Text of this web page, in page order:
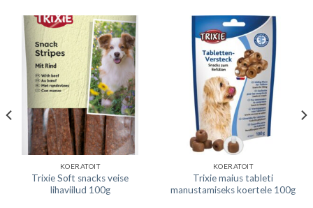
KOERATOIT
Trixie Soft snacks veise
lihaviilud 100g
KOERATOIT
Trixie maius tableti
manustamiseks koertele 100g